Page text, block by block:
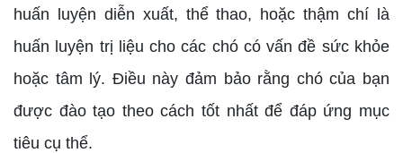
huấn luyện diễn xuất, thể thao, hoặc thậm chí là
huấn luyện trị liệu cho các chó có vấn đề sức khỏe
hoặc tâm lý. Điều này đảm bảo rằng chó của bạn
được đào tạo theo cách tốt nhất để đáp ứng mục
tiêu cụ thể.